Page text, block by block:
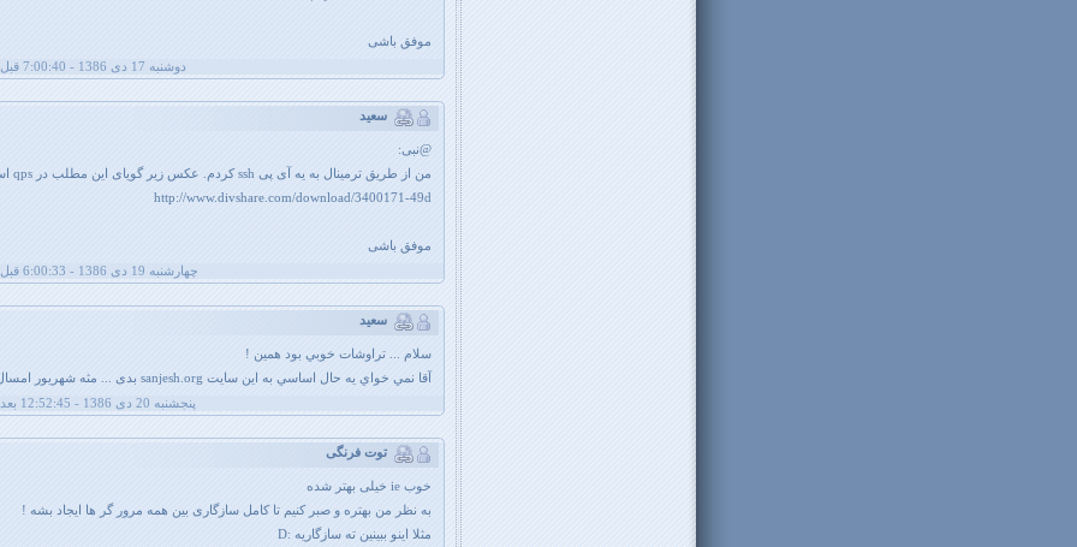
موفق باشی
دوشنبه 17 دی 1386 - 7:00:40 قبل از ظهر
سعید
@نبی:
من از طریق ترمینال به یه آی پی ssh کردم. عکس زیر گویای این مطلب در qps است:
http://www.divshare.com/download/3400171-49d
موفق باشی
چهارشنبه 19 دی 1386 - 6:00:33 قبل از ظهر
سعيد
سلام ... تراوشات خوبي بود همين !
آقا نمي خواي يه حال اساسي به اين سايت sanjesh.org بدی ... مثه شهریور امسال !
پنجشنبه 20 دی 1386 - 12:52:45 بعد از ظهر
توت فرنگی
خوب ie خیلی بهتر شده
به نظر من بهتره و صبر کنیم تا کامل سازگاری بین همه مرور گر ها ایجاد بشه !
مثلا اینو ببینین ته سازگاریه :D